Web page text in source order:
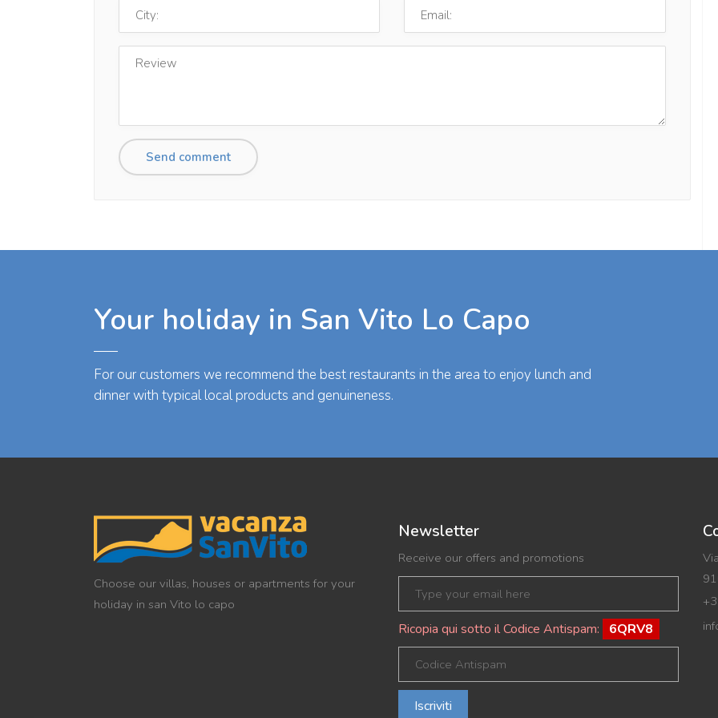
Your holiday in San Vito Lo Capo
For our customers we recommend the best restaurants in the area to enjoy lunch and
dinner with typical local products and genuineness.
Choose our villas, houses or apartments for your
holiday in san Vito lo capo
Newsletter
Receive our offers and promotions
Ricopia qui sotto il Codice Antispam: 6QRV8
Iscriviti